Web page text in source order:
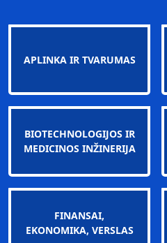
APLINKA IR TVARUMAS
BIOTECHNOLOGIJOS IR
MEDICINOS INŽINERIJA
FINANSAI,
EKONOMIKA, VERSLAS